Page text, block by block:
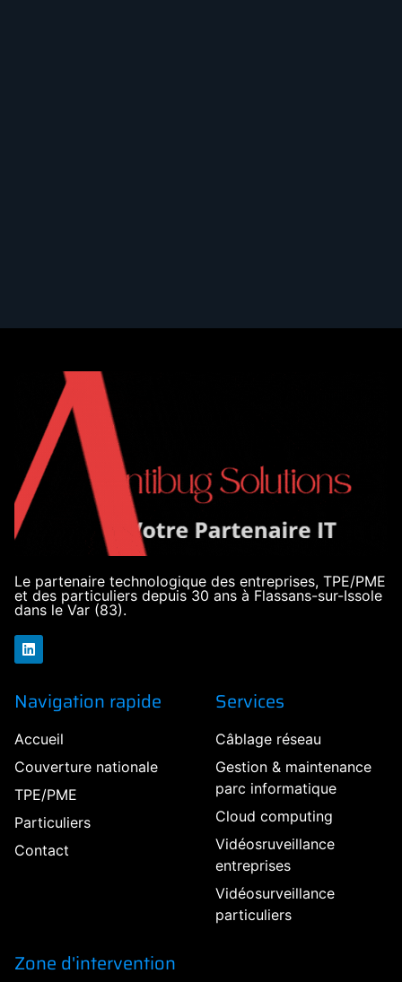
Le partenaire technologique des entreprises, TPE/PME
et des particuliers depuis 30 ans à Flassans-sur-Issole
dans le Var (83).
Navigation rapide
Accueil
Couverture nationale
TPE/PME
Particuliers
Contact
Services
Câblage réseau
Gestion & maintenance
parc informatique
Cloud computing
Vidéosruveillance
entreprises
Vidéosurveillance
particuliers
Zone d'intervention